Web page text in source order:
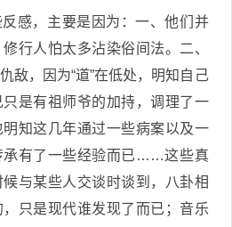
，主要是因为：一、他们并
行人怕太多沾染俗间法。二、
敌，因为“道”在低处，明知自己
是有祖师爷的加持，调理了一
知这几年通过一些病案以及一
承有了一些经验而已……这些真
与某些人交谈时谈到，八卦相
只是现代谁发现了而已；音乐